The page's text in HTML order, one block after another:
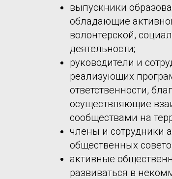
выпускники
обладающие
волонтерской,
деятельности;
руководители и
реализующих
ответственности,
осуществляющие
сообществами на
члены и сотрудники
общественных
активные
развиваться в